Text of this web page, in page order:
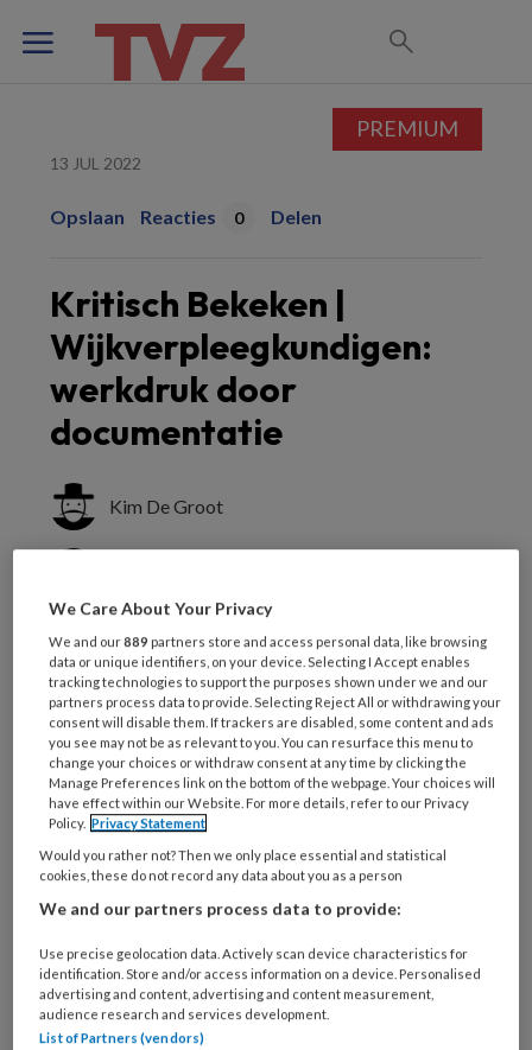
13 JUL 2022
Opslaan Reacties 0 Delen
Kritisch Bekeken |
Wijkverpleegkundigen:
werkdruk door
documentatie
Kim De Groot
Deze studie moet inzicht geven in de
perspectieven en ervaringen van
verpleegkundigen werkzaam in de
wijkverpleging met betrekking tot hun
ervaren werkdruk door documentatie
over de zorgverlening.
Context
‘Er komen bijna 50 miljoen
PREMIUM
We Care About Your Privacy
We and our889 partners store and access personal data, like browsing
data or unique identifiers, on your device. Selecting I Accept enables
tracking technologies to support the purposes shown under we and our
partners process data to provide. Selecting Reject All or withdrawing your
consent will disable them. If trackers are disabled, some content and ads
you see may not be as relevant to you. You can resurface this menu to
change your choices or withdraw consent at any time by clicking the
Manage Preferences link on the bottom of the webpage. Your choices will
have effect within our Website. For more details, refer to our Privacy
Policy. Privacy Statement
Would you rather not? Then we only place essential and statistical
cookies, these do not record any data about you as a person
We and our partners process data to provide:
Use precise geolocation data. Actively scan device characteristics for
identification. Store and/or access information on a device. Personalised
advertising and content, advertising and content measurement,
audience research and services development.
List of Partners (vendors)